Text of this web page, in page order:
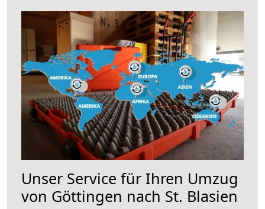
Unser Service für Ihren Umzug
von Göttingen nach St. Blasien